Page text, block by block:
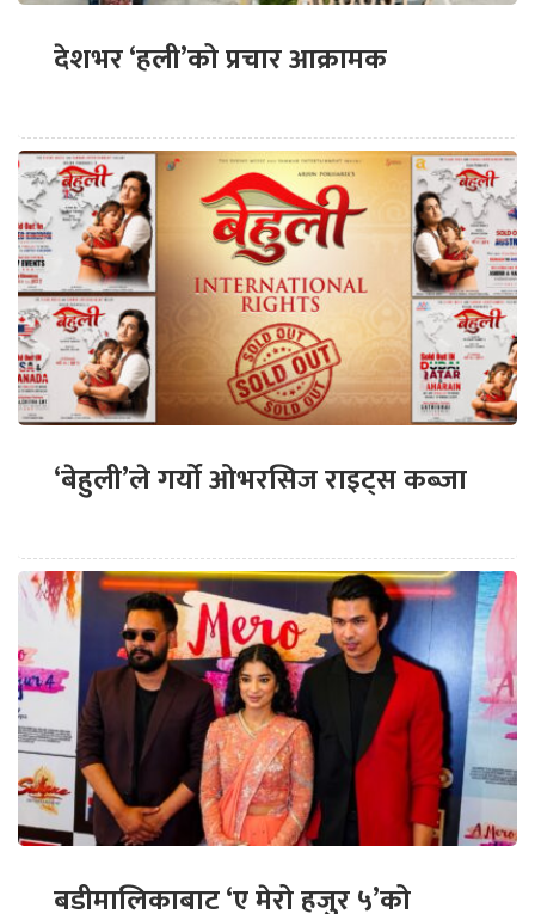
देशभर ‘हली’को प्रचार आक्रामक
‘बेहुली’ले गर्यो ओभरसिज राइट्स कब्जा
बडीमालिकाबाट ‘ए मेरो हजुर ५’को